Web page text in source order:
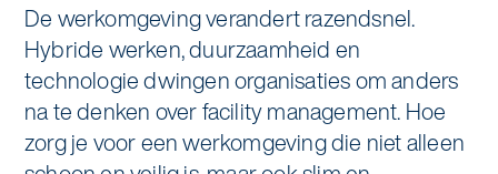
Specialistische schoonmaak
Graffitireiniging
Glas- en gevelreiniging
Onderwijs
Overheid
Recreatie
Asito impuls
Sponsoring
De werkomgeving verandert razendsnel.
Hybride werken, duurzaamheid en
technologie dwingen organisaties om anders
na te denken over facility management. Hoe
zorg je voor een werkomgeving die niet alleen